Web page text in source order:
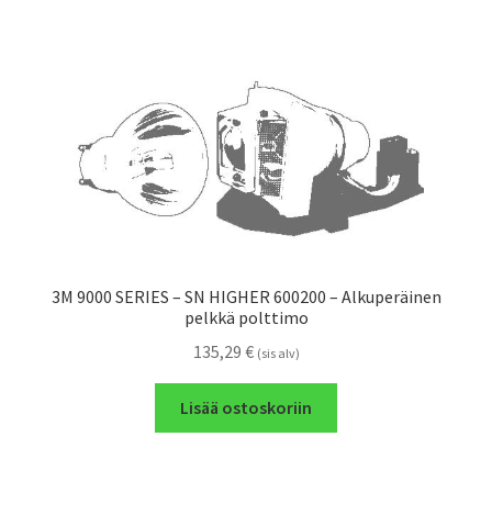
3M 9000 SERIES – SN HIGHER 600200 – Alkuperäinen
pelkkä polttimo
135,29 € (sis alv)
Lisää ostoskoriin